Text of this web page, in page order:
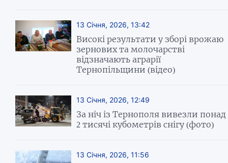
13 Січня, 2026, 13:42
Високі результати у зборі врожаю
зернових та молочарстві
відзначають аграрії
Тернопільщини (відео)
13 Січня, 2026, 12:49
За ніч із Тернополя вивезли понад
2 тисячі кубометрів снігу (фото)
13 Січня, 2026, 11:56